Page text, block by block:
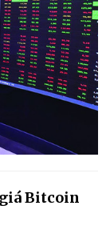
Bitcoin